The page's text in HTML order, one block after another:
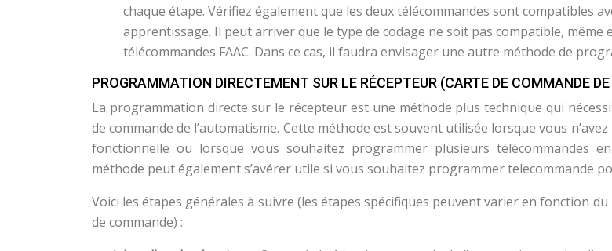
chaque étape. Vérifiez également que les deux télécommandes sont compatibles
apprentissage. Il peut arriver que le type de codage ne soit pas compatible, même
télécommandes FAAC. Dans ce cas, il faudra envisager une autre méthode de
PROGRAMMATION DIRECTEMENT SUR LE RÉCEPTEUR (CARTE DE COMMANDE
La programmation directe sur le récepteur est une méthode plus technique qui
de commande de l’automatisme. Cette méthode est souvent utilisée lorsque vous
fonctionnelle ou lorsque vous souhaitez programmer plusieurs télécommandes
méthode peut également s’avérer utile si vous souhaitez programmer telecommande
Voici les étapes générales à suivre (les étapes spécifiques peuvent varier en fonction
de commande) :